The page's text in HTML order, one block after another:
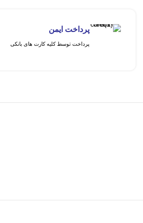
پرداخت ایمن
پرداخت توسط کلیه کارت های بانکی